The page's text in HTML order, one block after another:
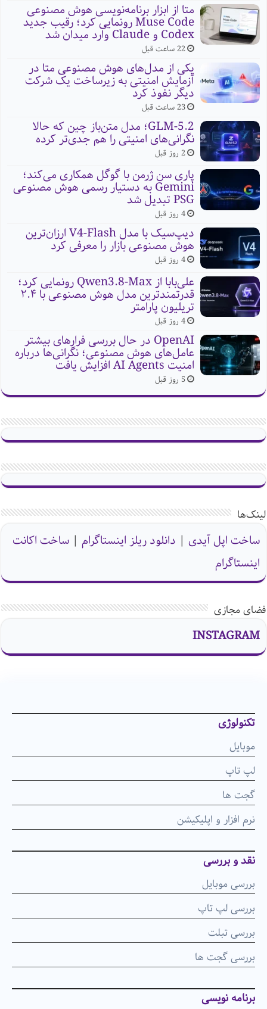
متا از ابزار برنامه‌نویسی هوش مصنوعی
Muse Code رونمایی کرد؛ رقیب جدید
Codex و Claude وارد میدان شد
22 ساعت قبل
یکی از مدل‌های هوش مصنوعی متا در
آزمایش امنیتی به زیرساخت یک شرکت
دیگر نفوذ کرد
23 ساعت قبل
GLM-5.2؛ مدل متن‌باز چین که حالا
نگرانی‌های امنیتی را هم جدی‌تر کرده
2 روز قبل
پاری سن ژرمن با گوگل همکاری می‌کند؛
Gemini به دستیار رسمی هوش مصنوعی
PSG تبدیل شد
4 روز قبل
دیپ‌سیک با مدل V4-Flash ارزان‌ترین
هوش مصنوعی بازار را معرفی کرد
4 روز قبل
علی‌بابا از Qwen3.8-Max رونمایی کرد؛
قدرتمندترین مدل هوش مصنوعی با ۲.۴
تریلیون پارامتر
4 روز قبل
OpenAI در حال بررسی فرارهای بیشتر
عامل‌های هوش مصنوعی؛ نگرانی‌ها درباره
امنیت AI Agents افزایش یافت
5 روز قبل
لینک‌ها
ساخت اپل آیدی | دانلود ریلز اینستاگرام |ساخت اکانت
اینستاگرام
فضای مجازی
INSTAGRAM
تکنولوژی
موبایل
لپ تاپ
گجت ها
نرم افزار و اپلیکیشن
نقد و بررسی
بررسی موبایل
بررسی لپ تاپ
بررسی تبلت
بررسی گجت ها
برنامه نویسی